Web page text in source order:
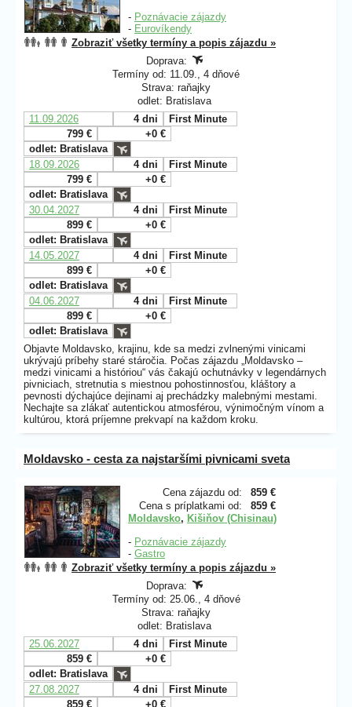
- Poznávacie zájazdy
- Eurovíkendy
Zobraziť všetky termíny a popis zájazdu »
Doprava:
Termíny od: 11.09., 4 dňové
Strava: raňajky
odlet: Bratislava
11.09.2026
4 dni
First Minute
799 €
+0 €
odlet: Bratislava
18.09.2026
4 dni
First Minute
799 €
+0 €
odlet: Bratislava
30.04.2027
4 dni
First Minute
899 €
+0 €
odlet: Bratislava
14.05.2027
4 dni
First Minute
899 €
+0 €
odlet: Bratislava
04.06.2027
4 dni
First Minute
899 €
+0 €
odlet: Bratislava
Objavte Moldavsko, krajinu, kde sa medzi zvlnenými vinicami
ukrývajú príbehy staré stáročia. Počas zájazdu „Moldavsko –
medzi vinicami a históriou“ vás čakajú ochutnávky v legendárnych
pivniciach, stretnutia s miestnou pohostinnosťou, kláštory a
pevnosti dýchajúce dejinami aj prechádzky malebnými mestami.
Nechajte sa zlákať autentickou atmosférou, výnimočným vínom a
kultúrou, ktorá príjemne prekvapí na každom kroku.
Moldavsko - cesta za najstaršími pivnicami sveta
Cena zájazdu od:
859 €
Cena s príplatkami od:
859 €
Moldavsko, Kišiňov (Chisinau)
- Poznávacie zájazdy
- Gastro
Zobraziť všetky termíny a popis zájazdu »
Doprava:
Termíny od: 25.06., 4 dňové
Strava: raňajky
odlet: Bratislava
25.06.2027
4 dni
First Minute
859 €
+0 €
odlet: Bratislava
27.08.2027
4 dni
First Minute
859 €
+0 €